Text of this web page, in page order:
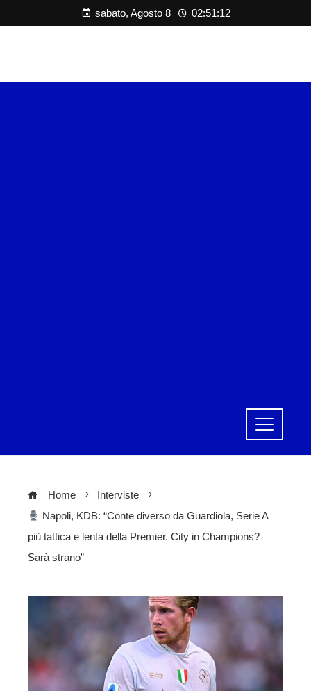
sabato, Agosto 8 02:51:12
Home
Interviste
Napoli, KDB: “Conte diverso da Guardiola, Serie A
più tattica e lenta della Premier. City in Champions?
Sarà strano”